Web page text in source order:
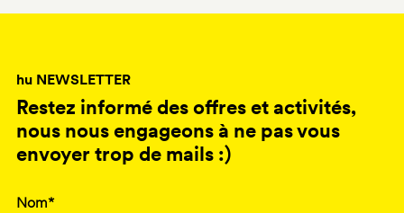
hu NEWSLETTER
Restez informé des offres et activités,
nous nous engageons à ne pas vous
envoyer trop de mails :)
Nom*